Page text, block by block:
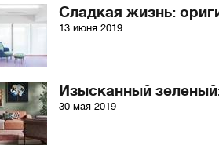
Сладкая жизнь:
13 июня 2019
Изысканный
30 мая 2019